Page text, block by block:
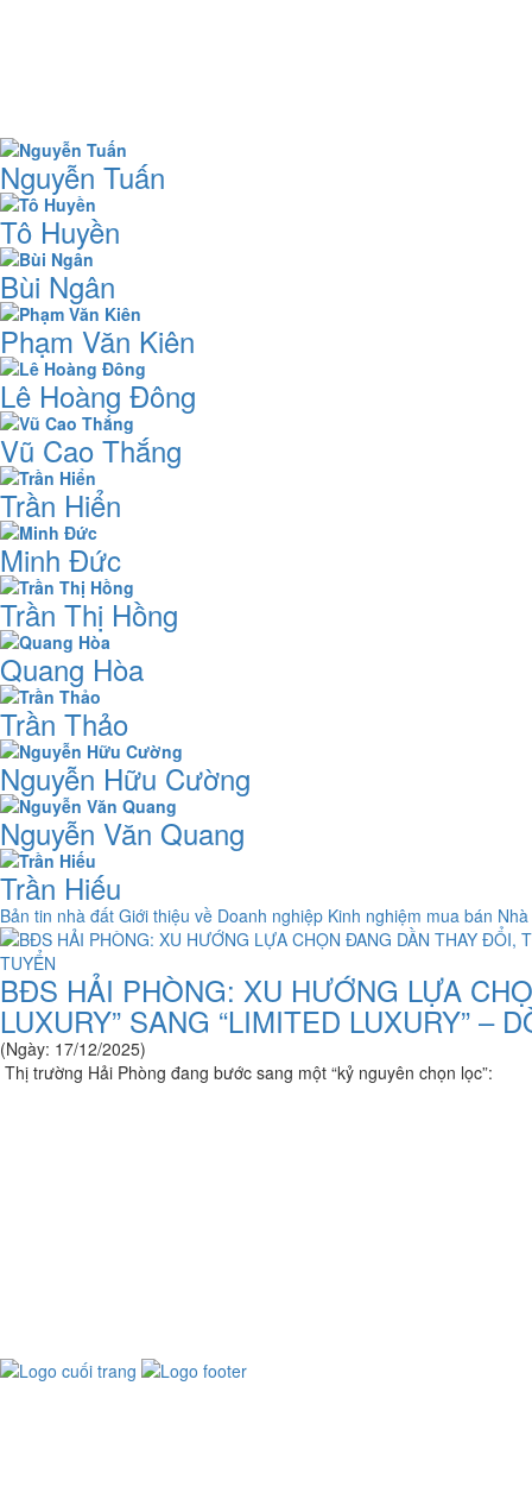
Nguyễn Tuấn
Tô Huyền
Bùi Ngân
Phạm Văn Kiên
Lê Hoàng Đông
Vũ Cao Thắng
Trần Hiển
Minh Đức
Trần Thị Hồng
Quang Hòa
Trần Thảo
Nguyễn Hữu Cường
Nguyễn Văn Quang
Trần Hiếu
Bản tin nhà đất Giới thiệu về Doanh nghiệp Kinh nghiệm mua bán
BĐS HẢI PHÒNG: XU HƯỚNG LỰA
LUXURY” SANG “LIMITED LUXURY” –
(Ngày: 17/12/2025)
Thị trường Hải Phòng đang bước sang một “kỷ nguyên chọn lọc”: